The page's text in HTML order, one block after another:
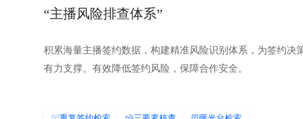
“合同先行守护方案”
合同锁